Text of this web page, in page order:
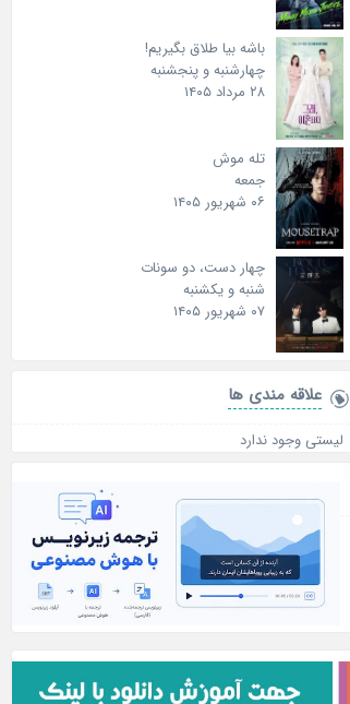
باشه بیا طلاق بگیریم!
چهارشنبه و پنجشنبه
۲۸ مرداد ۱۴۰۵
تله موش
جمعه
۰۶ شهریور ۱۴۰۵
چهار دست، دو سونات
شنبه و یکشنبه
۰۷ شهریور ۱۴۰۵
علاقه‌ مندی ها
لیستی وجود ندارد